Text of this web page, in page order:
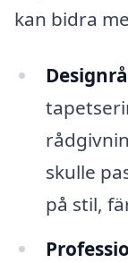
kan bidra
skulle
på stil,